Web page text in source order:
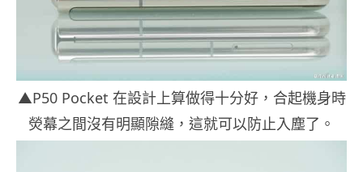
▲P50 Pocket 在設計上算做得十分好，合起機身時
熒幕之間沒有明顯隙縫，這就可以防止入塵了。